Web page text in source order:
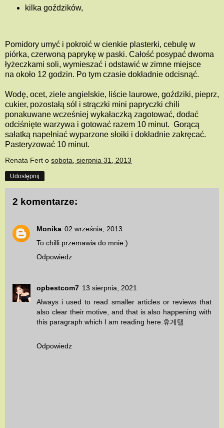
kilka goździków,
Pomidory umyć i pokroić w cienkie plasterki, cebulę w
piórka, czerwoną paprykę w paski. Całość posypać dwoma
łyżeczkami soli, wymieszać i odstawić w zimne miejsce
na około 12 godzin. Po tym czasie dokładnie odcisnąć.
Wodę, ocet, ziele angielskie, liście laurowe, goździki, pieprz,
cukier, pozostałą sól i strączki mini papryczki chili
ponakuwane wcześniej wykałaczką zagotować, dodać
odciśnięte warzywa i gotować razem 10 minut. Gorącą
sałatką napełniać wyparzone słoiki i dokładnie zakręcać.
Pasteryzować 10 minut.
Renata Fert o sobota, sierpnia 31, 2013
Udostępnij
2 komentarze:
Monika 02 września, 2013
To chilli przemawia do mnie:)
Odpowiedz
opbestcom7 13 sierpnia, 2021
Always i used to read smaller articles or reviews that
also clear their motive, and that is also happening with
this paragraph which I am reading here. 휴게텔
Odpowiedz